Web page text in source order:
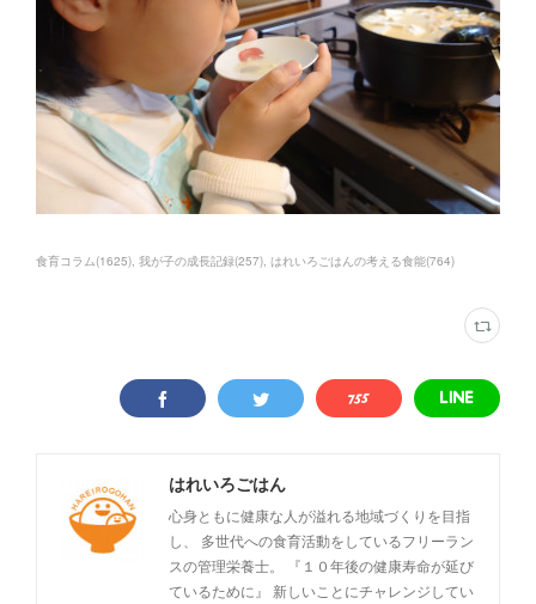
食育コラム(1625) 我が子の成長記録(257) はれいろごはんの考える食能(764)
はれいろごはん
心身ともに健康な人が溢れる地域づくりを目指
し、 多世代への食育活動をしているフリーラン
スの管理栄養士。 『１０年後の健康寿命が延び
ているために』 新しいことにチャレンジしてい